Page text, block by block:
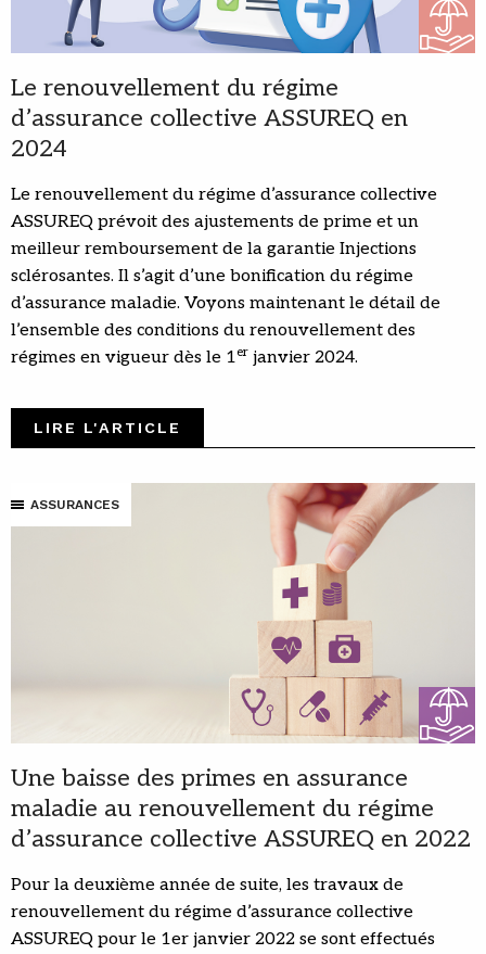
Le renouvellement du régime
d’assurance collective ASSUREQ en
2024
Le renouvellement du régime d’assurance collective
ASSUREQ prévoit des ajustements de prime et un
meilleur remboursement de la garantie Injections
sclérosantes. Il s’agit d’une bonification du régime
d’assurance maladie. Voyons maintenant le détail de
l’ensemble des conditions du renouvellement des
régimes en vigueur dès le 1er janvier 2024.
LIRE L'ARTICLE
ASSURANCES
Une baisse des primes en assurance
maladie au renouvellement du régime
d’assurance collective ASSUREQ en 2022
Pour la deuxième année de suite, les travaux de
renouvellement du régime d’assurance collective
ASSUREQ pour le 1er janvier 2022 se sont effectués